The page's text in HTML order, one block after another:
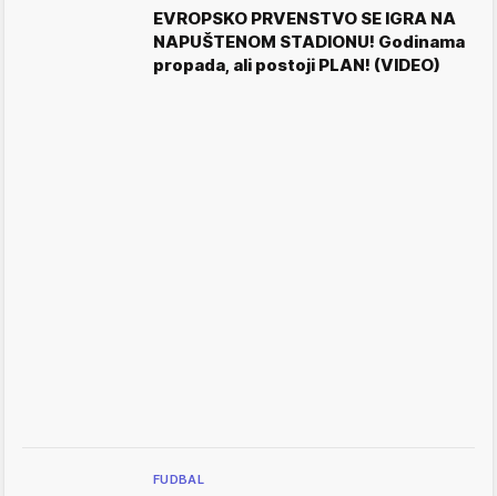
EVROPSKO PRVENSTVO SE IGRA NA
NAPUŠTENOM STADIONU! Godinama
propada, ali postoji PLAN! (VIDEO)
FUDBAL